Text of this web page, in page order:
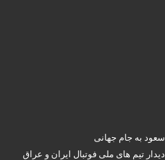
سعود به جام جهانی
دیدار تیم های ملی فوتبال ایران و عراق